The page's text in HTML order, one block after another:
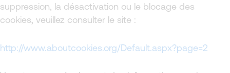
suppression, la désactivation ou le blocage des
cookies, veuillez consulter le site :
http://www.aboutcookies.org/Default.aspx?page=2